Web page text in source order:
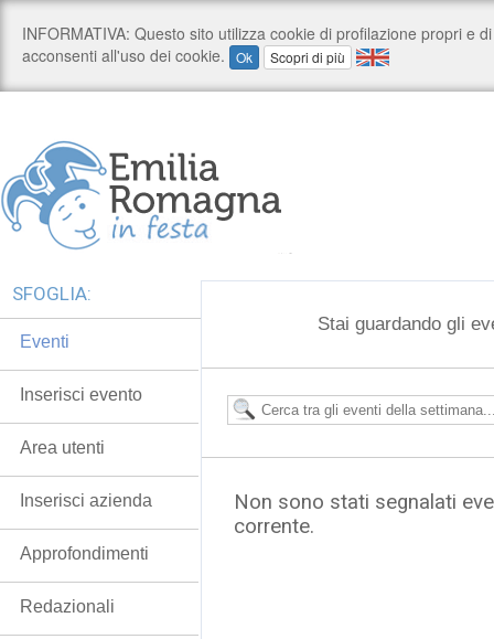
Stai guardando gli
Non sono stati segnalati
corrente.
SFOGLIA:
Eventi
Inserisci evento
Area utenti
Inserisci azienda
Approfondimenti
Redazionali